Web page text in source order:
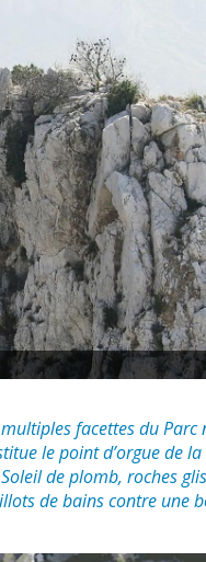
facettes du Parc
le point d’orgue de
de plomb, roches
de bains contre une